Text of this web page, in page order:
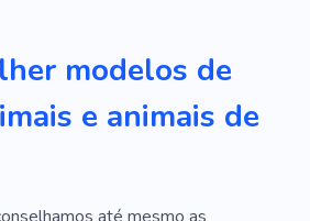
modelos de
e animais de